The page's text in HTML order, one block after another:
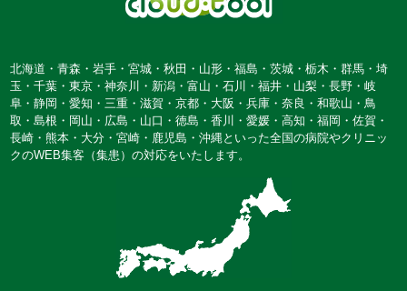
北海道・青森・岩手・宮城・秋田・山形・福島・茨城・栃木・群馬・埼
玉・千葉・東京・神奈川・新潟・富山・石川・福井・山梨・長野・岐
阜・静岡・愛知・三重・滋賀・京都・大阪・兵庫・奈良・和歌山・鳥
取・島根・岡山・ 広島・山口・徳島・香川・愛媛・高知・福岡・佐賀・
長崎・熊本・大分・宮崎・鹿児島・沖縄といった全国の病院やクリニッ
クのWEB集客（集患）の対応をいたします。